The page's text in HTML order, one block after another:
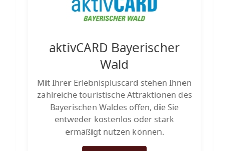
aktivCARD Bayerischer
Wald
Mit Ihrer Erlebnispluscard stehen Ihnen
zahlreiche touristische Attraktionen des
Bayerischen Waldes offen, die Sie
entweder kostenlos oder stark
ermäßigt nutzen können.